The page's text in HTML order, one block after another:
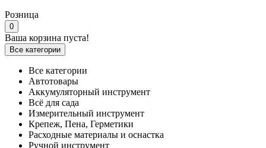
Розница
0
Ваша корзина пуста!
Все категории
Все категории
Автотовары
Аккумуляторный инструмент
Всё для сада
Измерительный инструмент
Крепеж, Пена, Герметики
Расходные материалы и оснастка
Ручной инструмент